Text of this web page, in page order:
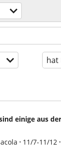
hat
einige aus
11/7-11/12